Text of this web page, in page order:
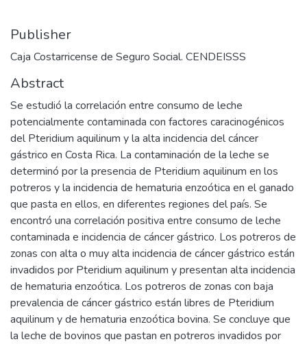
Publisher
Caja Costarricense de Seguro Social. CENDEISSS
Abstract
Se estudió la correlación entre consumo de leche
potencialmente contaminada con factores caracinogénicos
del Pteridium aquilinum y la alta incidencia del cáncer
gástrico en Costa Rica. La contaminación de la leche se
determinó por la presencia de Pteridium aquilinum en los
potreros y la incidencia de hematuria enzoótica en el ganado
que pasta en ellos, en diferentes regiones del país. Se
encontró una correlación positiva entre consumo de leche
contaminada e incidencia de cáncer gástrico. Los potreros de
zonas con alta o muy alta incidencia de cáncer gástrico están
invadidos por Pteridium aquilinum y presentan alta incidencia
de hematuria enzoótica. Los potreros de zonas con baja
prevalencia de cáncer gástrico están libres de Pteridium
aquilinum y de hematuria enzoótica bovina. Se concluye que
la leche de bovinos que pastan en potreros invadidos por